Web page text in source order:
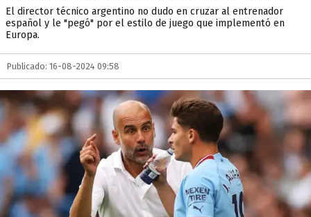
El director técnico argentino no dudo en cruzar al entrenador
español y le "pegó" por el estilo de juego que implementó en
Europa.
Publicado: 16-08-2024 09:58